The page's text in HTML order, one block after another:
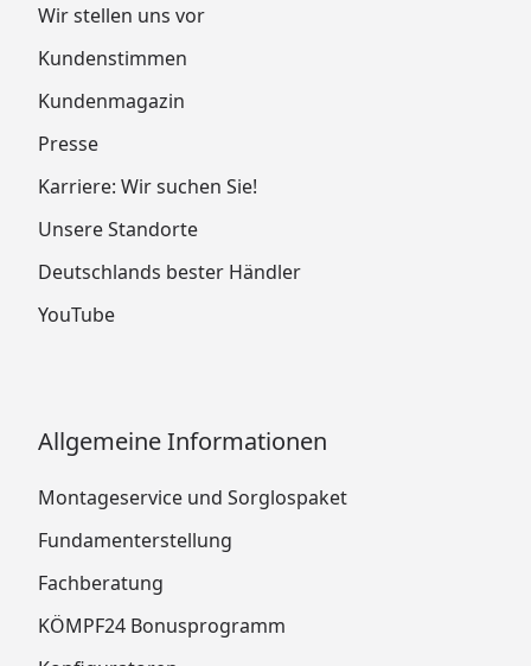
Wir stellen uns vor
Kundenstimmen
Kundenmagazin
Presse
Karriere: Wir suchen Sie!
Unsere Standorte
Deutschlands bester Händler
YouTube
Allgemeine Informationen
Montageservice und Sorglospaket
Fundamenterstellung
Fachberatung
KÖMPF24 Bonusprogramm